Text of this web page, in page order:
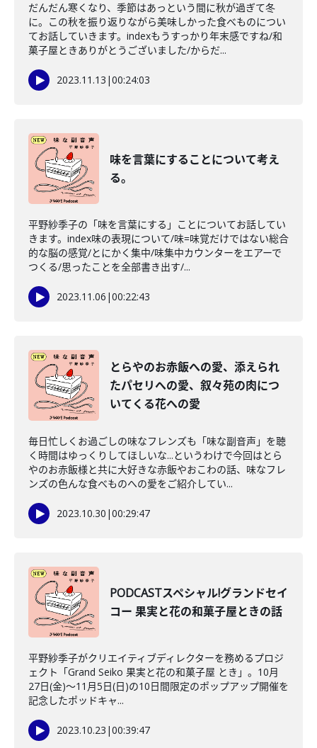
だんだん寒くなり、季節はあっという間に秋が過ぎて冬
に。この秋を振り返りながら美味しかった食べものについ
てお話していきます。indexもうすっかり年末感ですね/和
菓子屋ときありがとうございました/からだ...
2023.11.13 |00:24:03
味を言葉にすることについて考え
る。
平野紗季子の「味を言葉にする」ことについてお話してい
きます。index味の表現について/味=味覚だけではない総合
的な脳の感覚/とにかく集中/味集中カウンターをエアーで
つくる/思ったことを全部書き出す/...
2023.11.06 |00:22:43
とらやのお赤飯への愛、添えられ
たパセリへの愛、叙々苑の肉につ
いてくる花への愛
毎日忙しくお過ごしの味なフレンズも「味な副音声」を聴
く時間はゆっくりしてほしいな...というわけで今回はとら
やのお赤飯様と共に大好きな赤飯やおこわの話、味なフレ
ンズの色んな食べものへの愛をご紹介してい...
2023.10.30 |00:29:47
PODCASTスペシャル!グランドセイ
コー 果実と花の和菓子屋ときの話
平野紗季子がクリエイティブディレクターを務めるプロジ
ェクト「Grand Seiko 果実と花の和菓子屋 とき」。10月
27日(金)～11月5日(日)の10日間限定のポップアップ開催を
記念したポッドキャ...
2023.10.23 |00:39:47